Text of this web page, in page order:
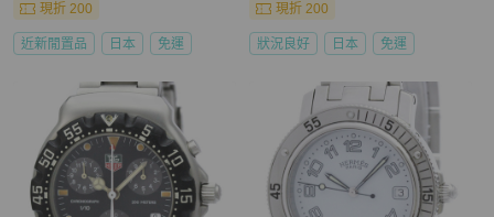
現折 200
近新閒置品 日本 免運
現折 200
狀況良好 日本 免運